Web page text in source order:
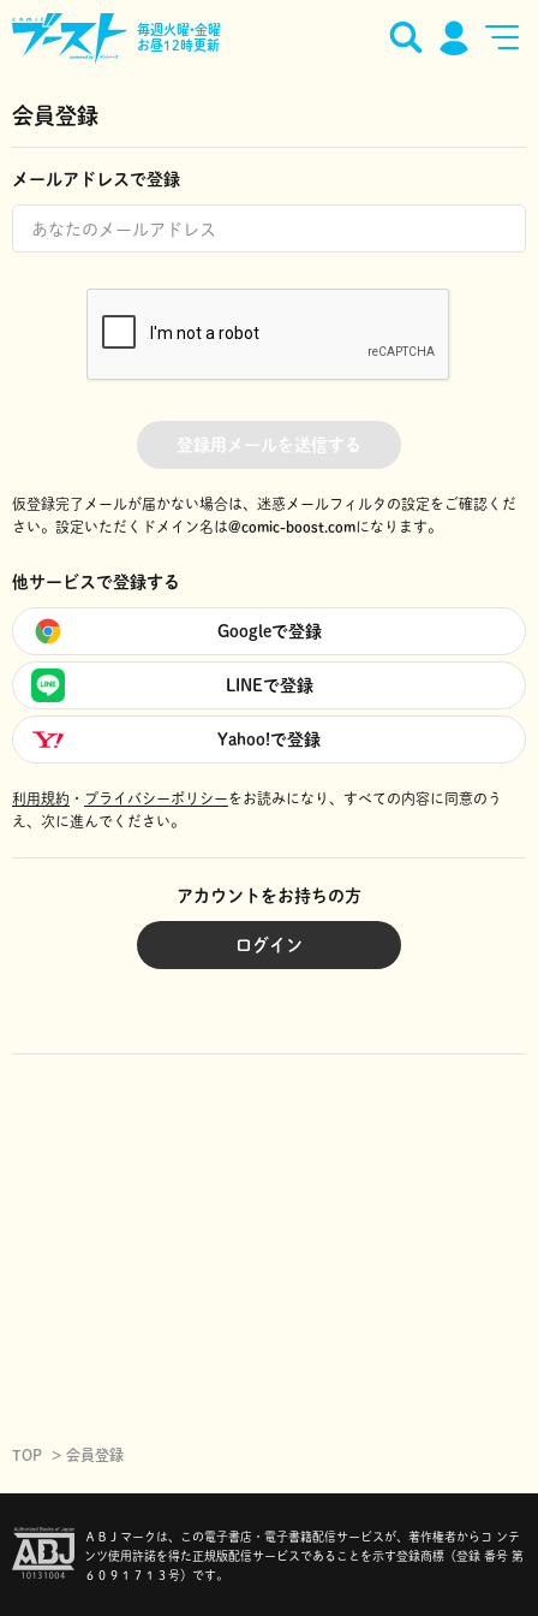
毎週火曜•金曜
お昼12時更新
会員登録
メールアドレスで登録
登録用メールを送信する
仮登録完了メールが届かない場合は、迷惑メールフィルタの設定をご確認くだ
さい。 設定いただくドメイン名は@comic-boost.comになります。
他サービスで登録する
Googleで登録
LINEで登録
Yahoo!で登録
利用規約 ・ プライバシーポリシーをお読みになり、 すべての内容に同意のう
え、次に進んでください。
アカウントをお持ちの方
ログイン
TOP 会員登録
ＡＢＪマークは、この電子書店・電子書籍配信サービスが、著作権者からコ ンテ
ンツ使用許諾を得た正規版配信サービスであることを示す登録商標（登録 番号 第
６０９１７１３号）です。